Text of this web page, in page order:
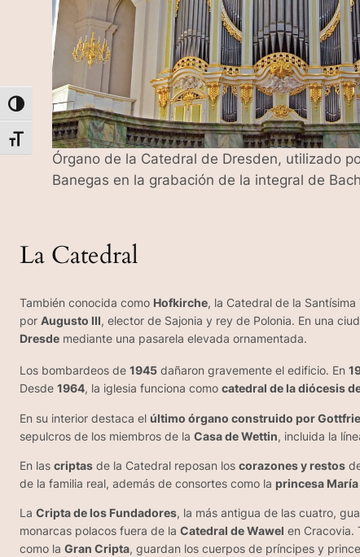
Alternar alto contraste
Alternar tamaño de letra
Órgano de la Catedral de Dresden, utilizado
Banegas en la grabación de la integral de
La Catedral
También conocida como Hofkirche, la Catedral de la
por Augusto III, elector de Sajonia y rey de Polonia. En una
Dresde mediante una pasarela elevada ornamentada.
Los bombardeos de 1945 dañaron gravemente el edificio. En
Desde 1964, la iglesia funciona como catedral de la diócesis
En su interior destaca el último órgano construido por
sepulcros de los miembros de la Casa de Wettin, incluida la
En las criptas de la Catedral reposan los corazones y restos
de la familia real, además de consortes como la princesa
La Cripta de los Fundadores, la más antigua de las cuatro,
monarcas polacos fuera de la Catedral de Wawel en Cracovia.
como la Gran Cripta, guardan los cuerpos de príncipes y